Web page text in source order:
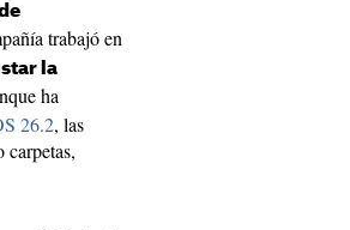
trabajó en
la
ha
26.2, las